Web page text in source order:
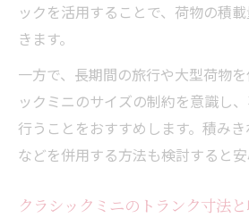
ックを活用することで、荷物の積
きます。
一方で、長期間の旅行や大型荷物
ックミニのサイズの制約を意識し
行うことをおすすめします。積み
などを併用する方法も検討すると安
クラシックミニのトランク寸法